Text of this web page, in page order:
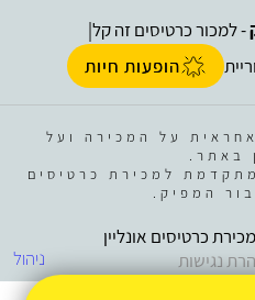
- למכור כרטיסים זה קל
הופעות חיות
על המכירה ועל
באתר.
למכירת כרטיסים
המפיק.
ניהול
כרטיסים אונליין
נגישות